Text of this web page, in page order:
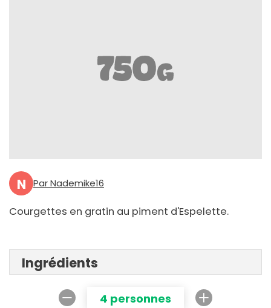
N Par Nademike16
Courgettes en gratin au piment d'Espelette.
Ingrédients
4 personnes